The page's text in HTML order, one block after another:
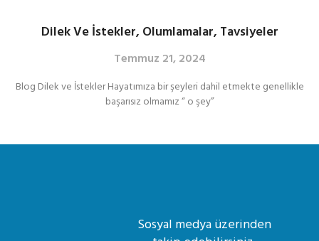
Dilek Ve İstekler, Olumlamalar, Tavsiyeler
Temmuz 21, 2024
Blog Dilek ve İstekler Hayatımıza bir şeyleri dahil etmekte genellikle
başarısız olmamız “ o şey”
Sosyal medya üzerinden